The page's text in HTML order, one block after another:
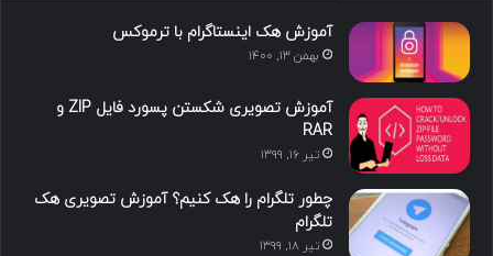
آموزش هک اینستاگرام با ترموکس
بهمن ۱۳, ۱۴۰۰
آموزش تصویری شکستن پسورد فایل ZIP و
RAR
تیر ۱۶, ۱۳۹۹
چطور تلگرام را هک کنیم؟ آموزش تصویری هک
تلگرام
تیر ۱۸, ۱۳۹۹